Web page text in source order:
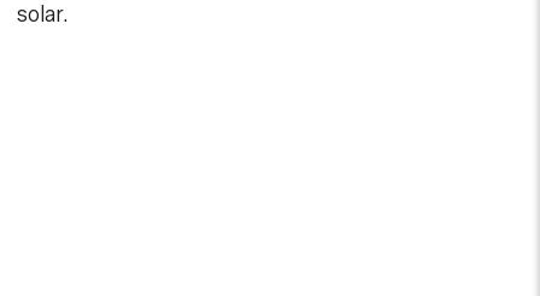
solar.